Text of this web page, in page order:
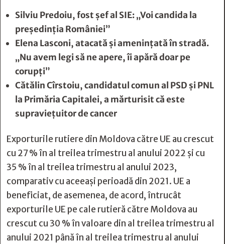
Silviu Predoiu, fost șef al SIE: „Voi candida la
președinția României”
Elena Lasconi, atacată și amenințată în stradă.
„Nu avem legi să ne apere, îi apără doar pe
corupți”
Cătălin Cîrstoiu, candidatul comun al PSD şi PNL
la Primăria Capitalei, a mărturisit că este
supravieţuitor de cancer
Exporturile rutiere din Moldova către UE au crescut
cu 27 % în al treilea trimestru al anului 2022 și cu
35 % în al treilea trimestru al anului 2023,
comparativ cu aceeași perioadă din 2021. UE a
beneficiat, de asemenea, de acord, întrucât
exporturile UE pe cale rutieră către Moldova au
crescut cu 30 % în valoare din al treilea trimestru al
anului 2021 până în al treilea trimestru al anului